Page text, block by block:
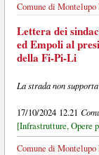
Comune di
Lettera dei
ed Empoli al
della Fi-Pi-Li
La strada non
17/10/2024 12.21
[Infrastrutture, Opere
Comune di